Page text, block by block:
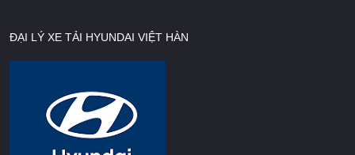
ĐẠI LÝ XE TẢI HYUNDAI VIỆT HÀN